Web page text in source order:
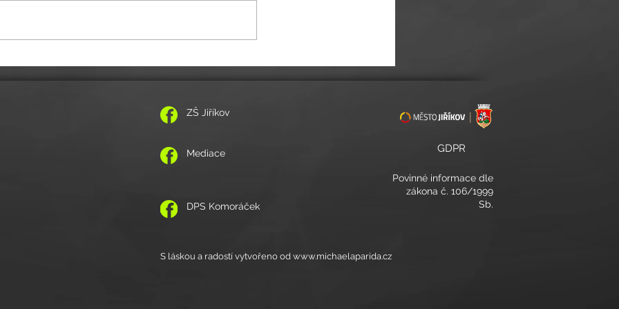
ZŠ Jiříkov
Mediace
DPS Komoráček
GDPR
Povinné informace dle
zákona č. 106/1999
Sb.
S láskou a radostí vytvořeno od www.michaelaparida.cz